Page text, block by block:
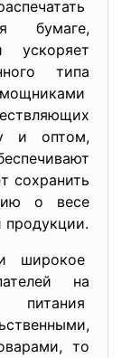
бумаге,
ускоряет
типа
и оптом,
сохранить
о весе
продукции.
широкое
на
питания
то